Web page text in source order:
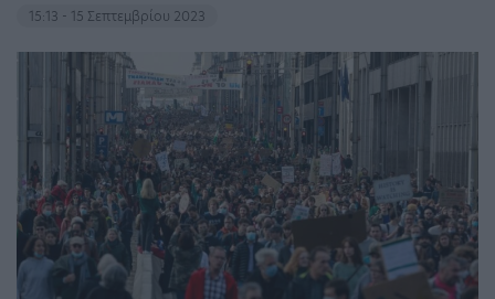
15:13 - 15 Σεπτεμβρίου 2023